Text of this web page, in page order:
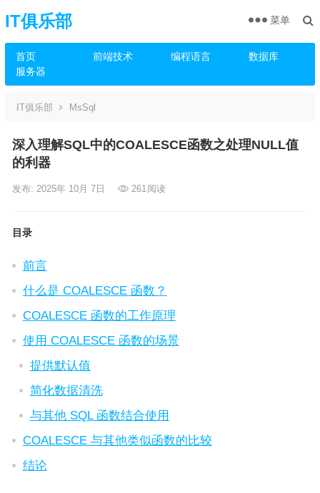
IT俱乐部
首页 前端技术 编程语言
数据库
服务器
菜单
IT俱乐部 MsSql
深入理解SQL中的COALESCE函数之处理NULL值
的利器
发布: 2025年 10月 7日 261阅读
目录
前言
什么是 COALESCE 函数？
COALESCE 函数的工作原理
使用 COALESCE 函数的场景
提供默认值
简化数据清洗
与其他 SQL 函数结合使用
COALESCE 与其他类似函数的比较
结论